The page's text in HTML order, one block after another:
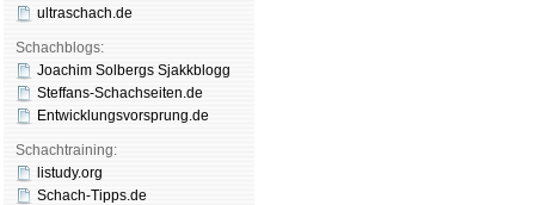
ultraschach.de
Schachblogs:
Joachim Solbergs Sjakkblogg
Steffans-Schachseiten.de
Entwicklungsvorsprung.de
Schachtraining:
listudy.org
Schach-Tipps.de